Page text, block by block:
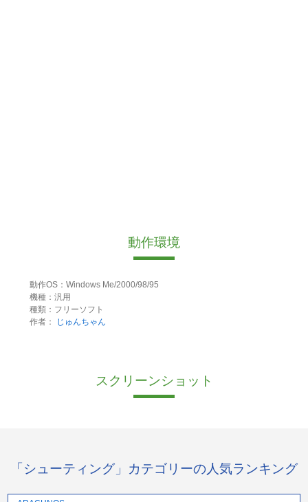
動作環境
動作OS：Windows Me/2000/98/95
機種：汎用
種類：フリーソフト
作者：
じゅんちゃん
スクリーンショット
「シューティング」カテゴリーの人気ランキング